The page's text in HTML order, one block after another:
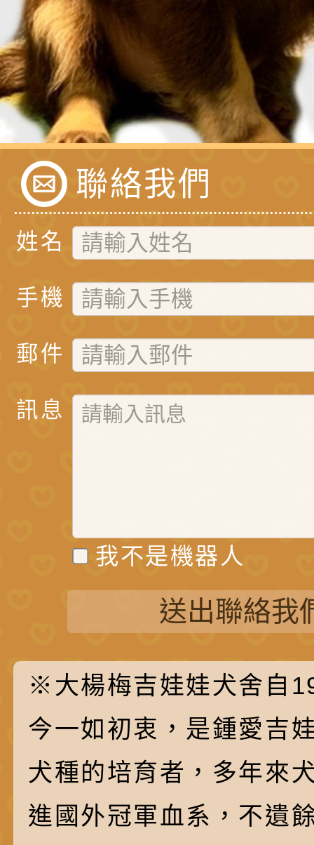
聯絡我們
姓名
手機
郵件
訊息
我不是機器人
送出聯絡我
※大楊梅吉娃娃犬舍自
今一如初衷，是鍾愛吉
犬種的培育者，多年來
進國外冠軍血系，不遺